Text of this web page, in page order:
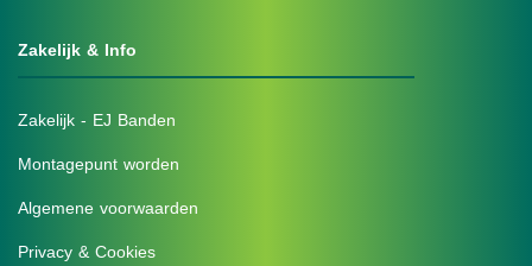
Zakelijk & Info
Zakelijk - EJ Banden
Montagepunt worden
Algemene voorwaarden
Privacy & Cookies